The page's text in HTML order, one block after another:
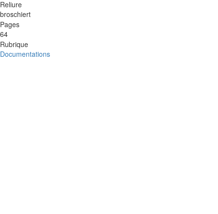
Reliure
broschiert
Pages
64
Rubrique
Documentations